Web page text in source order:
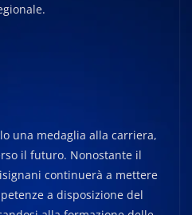
una medaglia alla carriera,
il futuro. Nonostante il
continuerà a mettere
a disposizione del